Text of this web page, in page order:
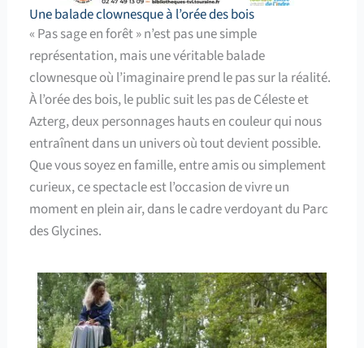
Une balade clownesque à l’orée des bois
« Pas sage en forêt » n’est pas une simple
représentation, mais une véritable balade
clownesque où l’imaginaire prend le pas sur la réalité.
À l’orée des bois, le public suit les pas de Céleste et
Azterg, deux personnages hauts en couleur qui nous
entraînent dans un univers où tout devient possible.
Que vous soyez en famille, entre amis ou simplement
curieux, ce spectacle est l’occasion de vivre un
moment en plein air, dans le cadre verdoyant du Parc
des Glycines.